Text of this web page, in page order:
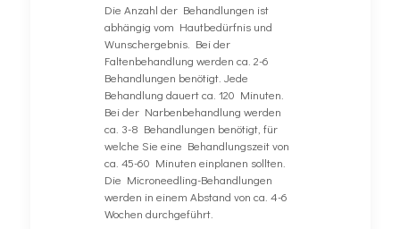
Die Anzahl der Behandlungen ist
abhängig vom Hautbedürfnis und
Wunschergebnis. Bei der
Faltenbehandlung werden ca. 2-6
Behandlungen benötigt. Jede
Behandlung dauert ca. 120 Minuten.
Bei der Narbenbehandlung werden
ca. 3-8 Behandlungen benötigt, für
welche Sie eine Behandlungszeit von
ca. 45-60 Minuten einplanen sollten.
Die Microneedling-Behandlungen
werden in einem Abstand von ca. 4-6
Wochen durchgeführt.